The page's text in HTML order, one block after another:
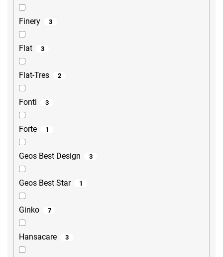
Finery 3
Flat 3
Flat-Tres 2
Fonti 3
Forte 1
Geos Best Design 3
Geos Best Star 1
Ginko 7
Hansacare 3